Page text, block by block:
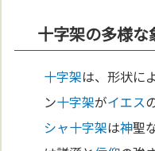
十字架の多様な
十字架は、形状に
ン十字架がイエス
シャ十字架は神聖